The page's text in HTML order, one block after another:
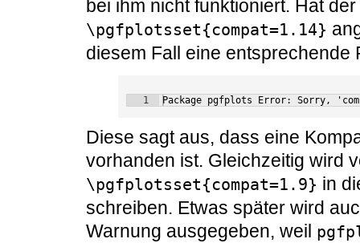
bei ihm nicht funktioniert. Hat
\pgfplotsset{compat=1.14}
diesem Fall eine entsprechende
1 Package pgfplots Error: Sorry,
Diese sagt aus, dass eine
vorhanden ist. Gleichzeitig wird
\pgfplotsset{compat=1.9} in
schreiben. Etwas später wird
Warnung ausgegeben, weil